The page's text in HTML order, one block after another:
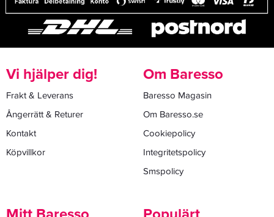
Vi hjälper dig!
Frakt & Leverans
Ångerrätt & Returer
Kontakt
Köpvillkor
Om Baresso
Baresso Magasin
Om Baresso.se
Cookiepolicy
Integritetspolicy
Smspolicy